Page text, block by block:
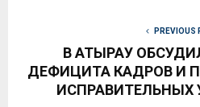
PREVIOUS
В АТЫРАУ
ДЕФИЦИТА КАДРОВ И
ИСПРАВИТЕЛЬНЫХ